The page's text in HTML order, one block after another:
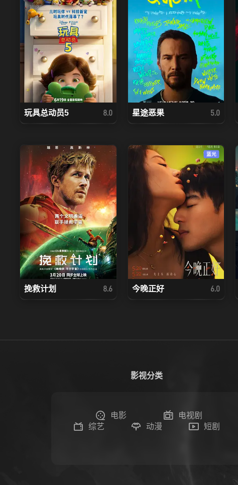
玩具总动员5 8.0 星途恶果 5.0
挽救计划 8.6
蓝光
今晚正好 6.0
影视分类
电影
电视剧
综艺
动漫 短剧